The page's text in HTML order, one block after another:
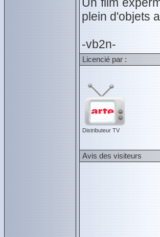
plein d'objets
-vb2n-
Licencié par :
Distributeur TV
Avis des visiteurs